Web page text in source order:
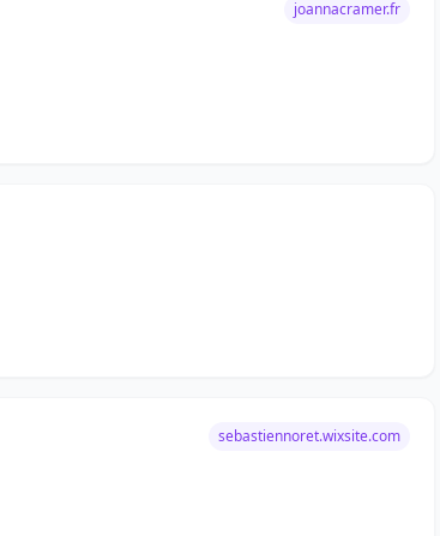
joannacramer.fr
sebastiennoret.wixsite.com